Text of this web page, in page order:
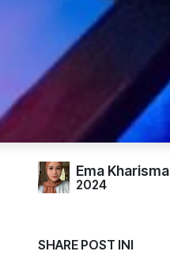
Ema Kharisma
2024
SHARE POST INI